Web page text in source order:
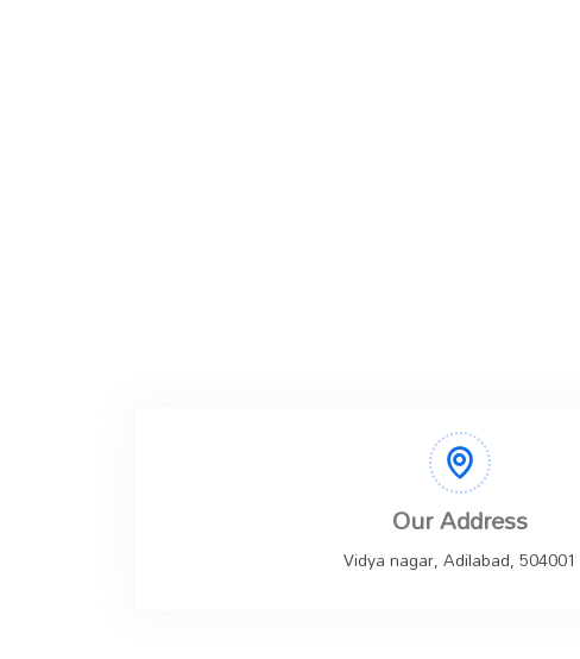
Our Address
Vidya nagar, Adilabad, 504001